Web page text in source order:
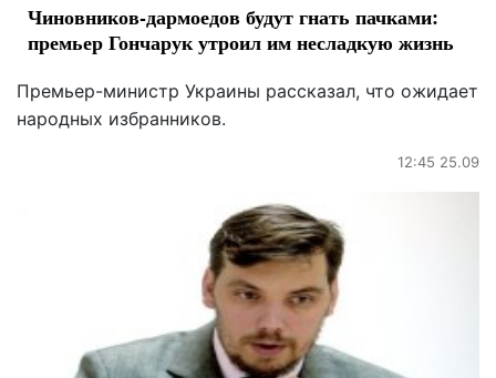
Чиновников-дармоедов будут гнать пачками:
премьер Гончарук утроил им несладкую жизнь
Премьер-министр Украины рассказал, что ожидает
народных избранников.
12:45 25.09